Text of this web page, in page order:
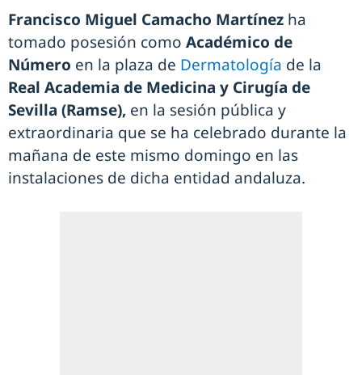
Francisco Miguel Camacho Martínez ha
tomado posesión como Académico de
Número en la plaza de Dermatología de la
Real Academia de Medicina y Cirugía de
Sevilla (Ramse), en la sesión pública y
extraordinaria que se ha celebrado durante la
mañana de este mismo domingo en las
instalaciones de dicha entidad andaluza.